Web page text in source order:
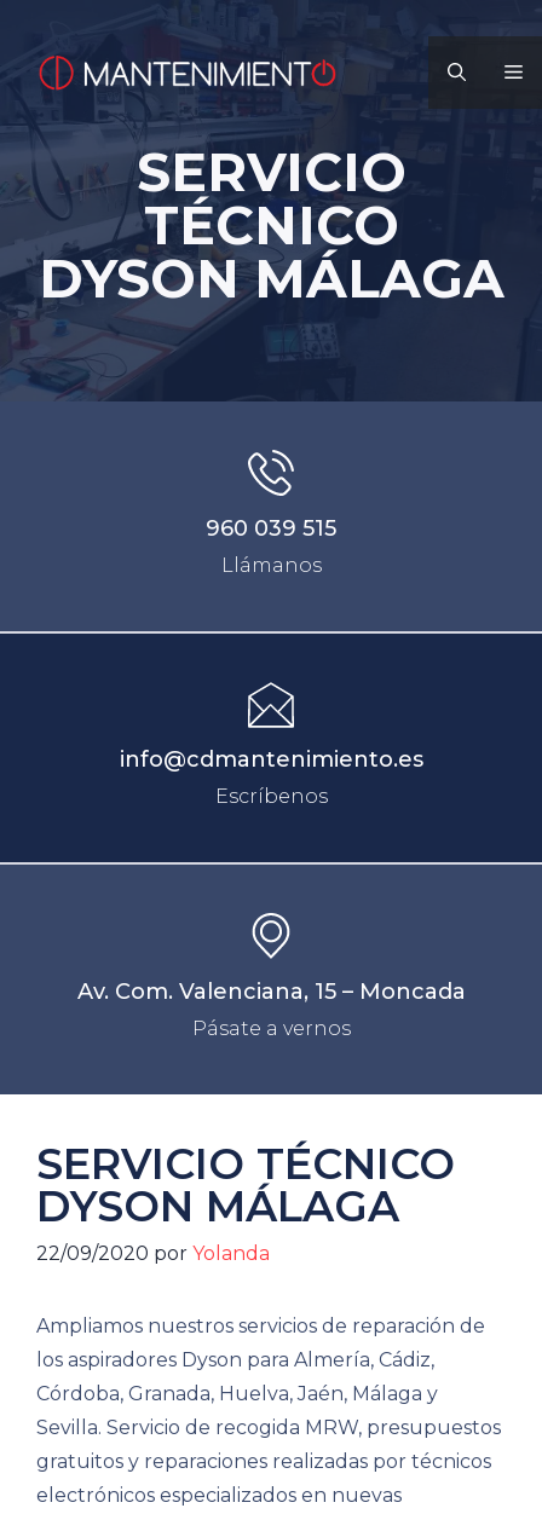
contenido
SERVICIO
TÉCNICO
DYSON MÁLAGA
960 039 515
Llámanos
info@cdmantenimiento.es
Escríbenos
Av. Com. Valenciana, 15 – Moncada
Pásate a vernos
SERVICIO TÉCNICO
DYSON MÁLAGA
22/09/2020 por Yolanda
Ampliamos nuestros servicios de reparación de
los aspiradores Dyson para Almería, Cádiz,
Córdoba, Granada, Huelva, Jaén, Málaga y
Sevilla. Servicio de recogida MRW, presupuestos
gratuitos y reparaciones realizadas por técnicos
electrónicos especializados en nuevas